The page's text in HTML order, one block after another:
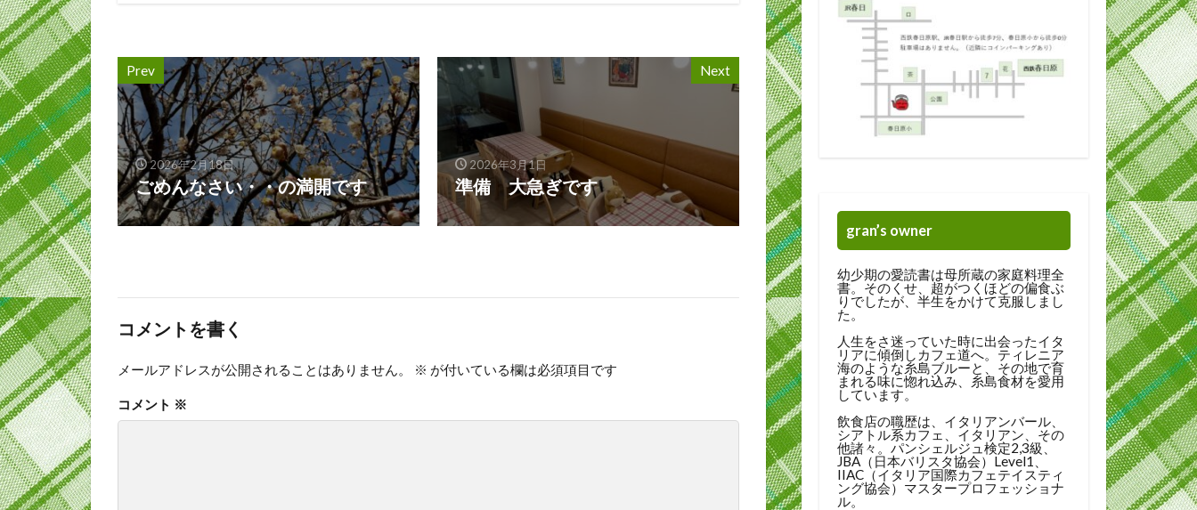
Prev
2026年2月18日
ごめんなさい・・の満開です
Next
2026年3月1日
準備 大急ぎです
コメントを書く
メールアドレスが公開されることはありません。 ※ が付いている欄は必須項目です
コメント ※
gran’s owner
幼少期の愛読書は母所蔵の家庭料理全
書。そのくせ、超がつくほどの偏食ぶ
りでしたが、半生をかけて克服しまし
た。
人生をさ迷っていた時に出会ったイタ
リアに傾倒しカフェ道へ。ティレニア
海のような糸島ブルーと、その地で育
まれる味に惚れ込み、糸島食材を愛用
しています。
飲食店の職歴は、イタリアンバール、
シアトル系カフェ、イタリアン、その
他諸々。パンシェルジュ検定2,3級、
JBA（日本バリスタ協会）Level1、
IIAC（イタリア国際カフェテイスティ
ング協会）マスタープロフェッショナ
ル。